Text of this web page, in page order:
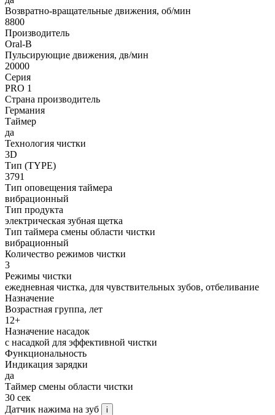
Возвратно-вращательные движения, об/мин
8800
Производитель
Oral-B
Пульсирующие движения, дв/мин
20000
Серия
PRO 1
Страна производитель
Германия
Таймер
да
Технология чистки
3D
Тип (TYPE)
3791
Тип оповещения таймера
вибрационный
Тип продукта
электрическая зубная щетка
Тип таймера смены области чистки
вибрационный
Количество режимов чистки
3
Режимы чистки
ежедневная чистка, для чувствительных зубов, отбеливание
Назначение
Возрастная группа, лет
12+
Назначение насадок
с насадкой для эффективной чистки
Функциональность
Индикация зарядки
да
Таймер смены области чистки
30 сек
Датчик нажима на зуб
i